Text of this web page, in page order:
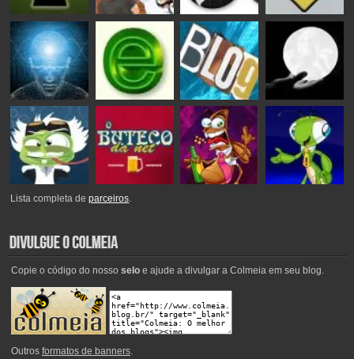
Lista completa deparceiros.
Copie o código do nosso seloe ajude a divulgar a Colmeia em seu blog.
Outros formatos de banners.